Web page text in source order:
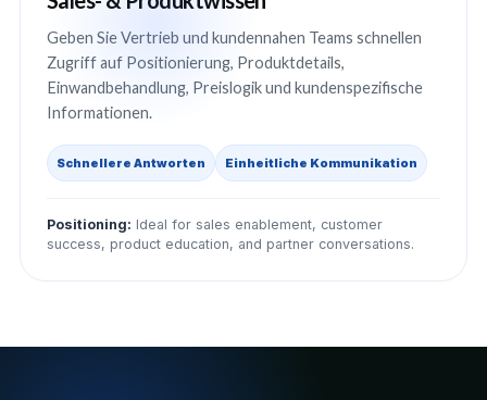
Geben Sie Vertrieb und kundennahen Teams schnellen
Zugriff auf Positionierung, Produktdetails,
Einwandbehandlung, Preislogik und kundenspezifische
Informationen.
Schnellere Antworten Einheitliche Kommunikation
Positioning: Ideal for sales enablement, customer
success, product education, and partner conversations.